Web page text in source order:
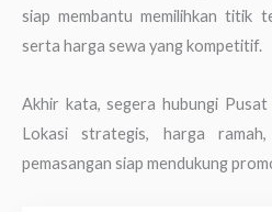
siap membantu memilihkan titik
serta harga sewa yang kompetitif.
Akhir kata, segera hubungi
Lokasi strategis, harga
pemasangan siap mendukung